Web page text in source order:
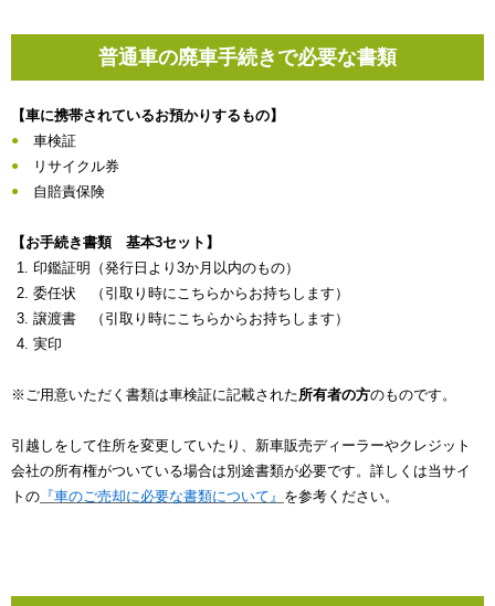
普通車の廃車手続きで必要な書類
【車に携帯されているお預かりするもの】
車検証
リサイクル券
自賠責保険
【お手続き書類 基本3セット】
印鑑証明（発行日より3か月以内のもの）
委任状 （引取り時にこちらからお持ちします）
譲渡書 （引取り時にこちらからお持ちします）
実印
※ご用意いただく書類は車検証に記載された所有者の方のものです。
引越しをして住所を変更していたり、新車販売ディーラーやクレジット
会社の所有権がついている場合は別途書類が必要です。詳しくは当サイ
トの 『車のご売却に必要な書類について』 を参考ください。